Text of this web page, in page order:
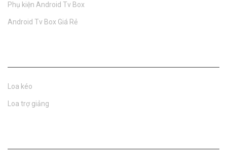
Phụ kiện Android Tv Box
Android Tv Box Giá Rẻ
Loa kéo
Loa trợ giảng